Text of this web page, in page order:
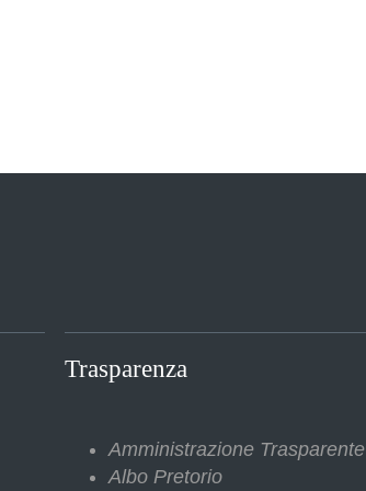
Trasparenza
Amministrazione Trasparente
Albo Pretorio